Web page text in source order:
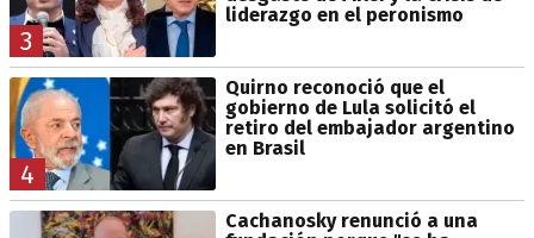
3
liderazgo en el peronismo
4
Quirno reconoció que el
gobierno de Lula solicitó el
retiro del embajador argentino
en Brasil
Cachanosky renunció a una